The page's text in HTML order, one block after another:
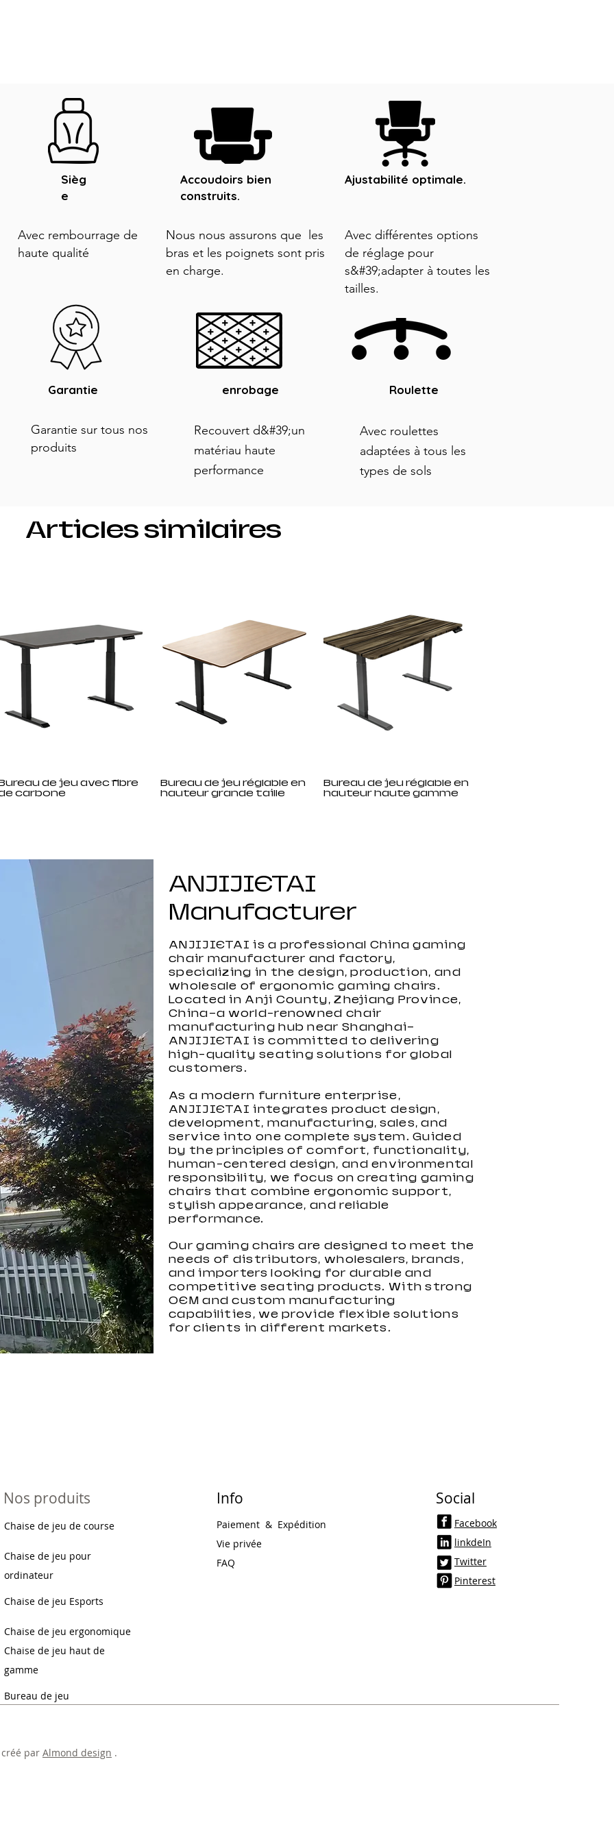
Sièg
e
Avec rembourrage de
haute qualité
Accoudoirs bien
construits.
Nous nous assurons que les
bras et les poignets sont pris
en charge.
Ajustabilité optimale.
Avec différentes options
de réglage pour
s&#39;adapter à toutes les
tailles.
Garantie
Garantie sur tous nos
produits
enrobage
Recouvert d&#39;un
matériau haute
performance
Roulette
Avec roulettes
adaptées à tous les
types de sols
Articles similaires
de jeu avec fibre
carbone
Bureau de jeu réglable en
hauteur grande taille
Bureau de jeu réglable en
hauteur haute gamme
Bureau de jeu RGB pour
les Esports
Chaise de jeu série
Black-Light
Chaise de jeu haute
performance 2022 avec
repose-pieds
Chaise de jeu à capacité
de chargement élevée
Chaise de jeu pour
enfants en gros
Nouvelle chaise de jeu en
PVC 2022
Chaise de jeu pour
ordinateur avec support
lombaire
Chaise de jeu couleur
personnalisée 2022
Nouvelle chaise de jeu
RGB 2022
ANJIJIETAI
Manufacturer
ANJIJIETAI is a professional China gaming
chair manufacturer and factory,
specializing in the design, production, and
wholesale of ergonomic gaming chairs.
Located in Anji County, Zhejiang Province,
China—a world-renowned chair
manufacturing hub near Shanghai—
ANJIJIETAI is committed to delivering
high-quality seating solutions for global
customers.
As a modern furniture enterprise,
ANJIJIETAI integrates product design,
development, manufacturing, sales, and
service into one complete system. Guided
by the principles of comfort, functionality,
human-centered design, and environmental
responsibility, we focus on creating gaming
chairs that combine ergonomic support,
stylish appearance, and reliable
performance.
Our gaming chairs are designed to meet the
needs of distributors, wholesalers, brands,
and importers looking for durable and
competitive seating products. With strong
OEM and custom manufacturing
capabilities, we provide flexible solutions
for clients in different markets.
Nos produits
Chaise de jeu de course
Chaise de jeu pour
ordinateur
Chaise de jeu Esports
Chaise de jeu ergonomique
Chaise de jeu haut de
gamme
Bureau de jeu
Info
Paiement & Expédition
Vie privée
FAQ
Social
Facebook
linkdeIn
Twitter
Pinterest
créé par Almond design .